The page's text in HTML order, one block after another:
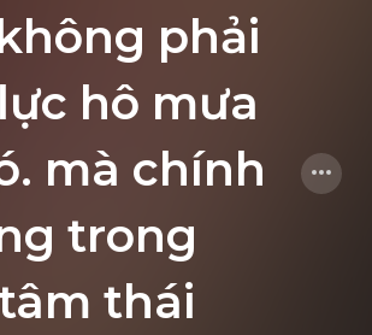
phải
hô mưa
mà chính
trong
thái